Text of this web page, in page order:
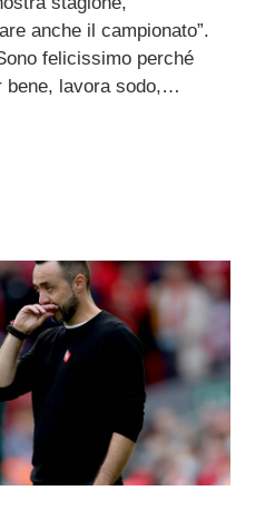
anche il campionato”.
felicissimo perché
bene, lavora sodo,…